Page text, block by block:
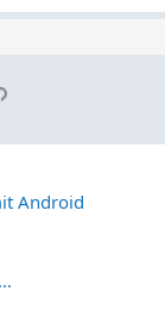
Link
Android